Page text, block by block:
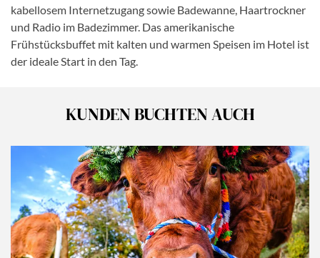
kabellosem Internetzugang sowie Badewanne, Haartrockner
und Radio im Badezimmer. Das amerikanische
Frühstücksbuffet mit kalten und warmen Speisen im Hotel ist
der ideale Start in den Tag.
KUNDEN BUCHTEN AUCH